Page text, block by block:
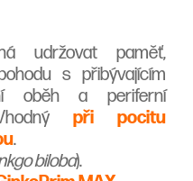
udržovat paměť,
s přibývajícím
oběh a periferní
při pocitu
.
biloba).